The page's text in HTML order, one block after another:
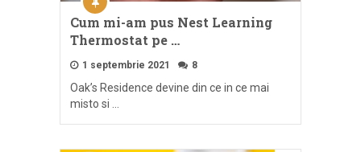
Cum mi-am pus Nest Learning
Thermostat pe …
1 septembrie 2021 8
Oak’s Residence devine din ce in ce mai
misto si …